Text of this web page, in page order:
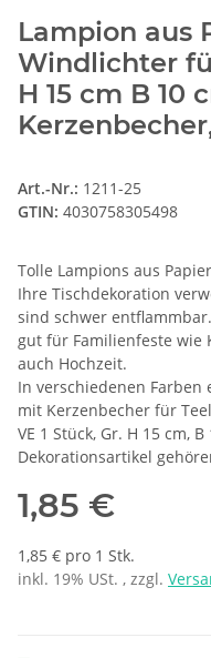
Lampion aus
Windlichter
H 15 cm B 10
Art.-Nr.: 1211-25
GTIN: 4030758305498
Tolle Lampions aus
Ihre Tischdekoration
sind schwer
gut für Familienfeste wie
auch Hochzeit.
In verschiedenen Farben
mit Kerzenbecher für
VE 1 Stück, Gr. H 15 cm,
Dekorationsartikel
1,85 €
1,85 € pro 1 Stk.
inkl. 19% USt. , zzgl.